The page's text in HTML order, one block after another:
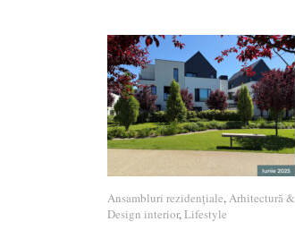
Ansambluri rezidențiale,Arhitectură &
Design interior,Lifestyle
Ansambluri rezidențiale Arhitectură &
Design interior Lifestyle